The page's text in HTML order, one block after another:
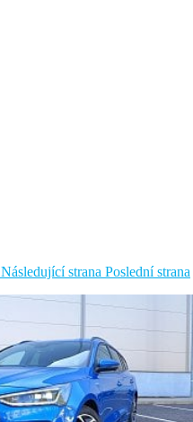
Následující strana Poslední strana